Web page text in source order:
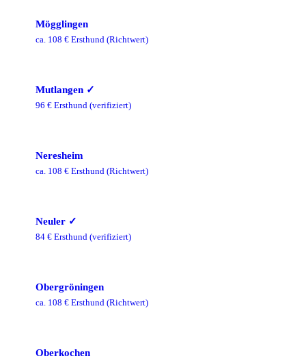
Mögglingen
ca. 108 € Ersthund (Richtwert)
Mutlangen ✓
96 € Ersthund (verifiziert)
Neresheim
ca. 108 € Ersthund (Richtwert)
Neuler ✓
84 € Ersthund (verifiziert)
Obergröningen
ca. 108 € Ersthund (Richtwert)
Oberkochen